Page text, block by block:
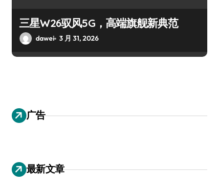
三星W26驭风5G，高端旗舰新典范
dawei 3 月 31, 2026
广告
最新文章